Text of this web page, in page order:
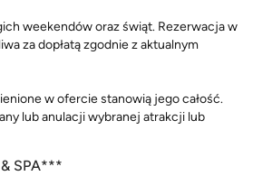
weekendów oraz świąt. Rezerwacja w
za dopłatą zgodnie z aktualnym
w ofercie stanowią jego całość.
lub anulacji wybranej atrakcji lub
SPA***